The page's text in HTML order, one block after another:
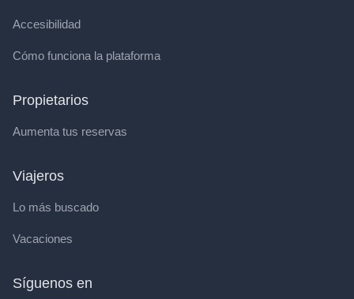
Accesibilidad
Cómo funciona la plataforma
Propietarios
Aumenta tus reservas
Viajeros
Lo más buscado
Vacaciones
Síguenos en